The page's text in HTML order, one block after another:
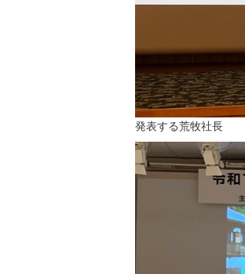
発表する荒牧社長